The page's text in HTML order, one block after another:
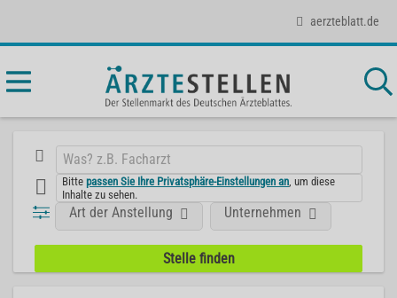
aerzteblatt.de
Bittepassen Sie Ihre Privatsphäre-Einstellungen an , um diese
Inhalte zu sehen.
Art der Anstellung Unternehmen